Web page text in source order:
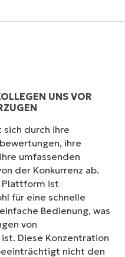
UNS VOR
sich durch ihre
ihre
umfassenden
der Konkurrenz ab.
Plattform ist
für eine schnelle
Bedienung, was
von
Diese Konzentration
nicht den